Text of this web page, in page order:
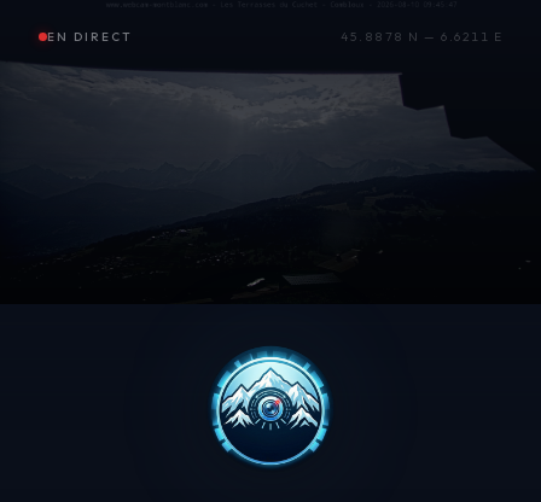
EN DIRECT 45.8878 N — 6.6211 E